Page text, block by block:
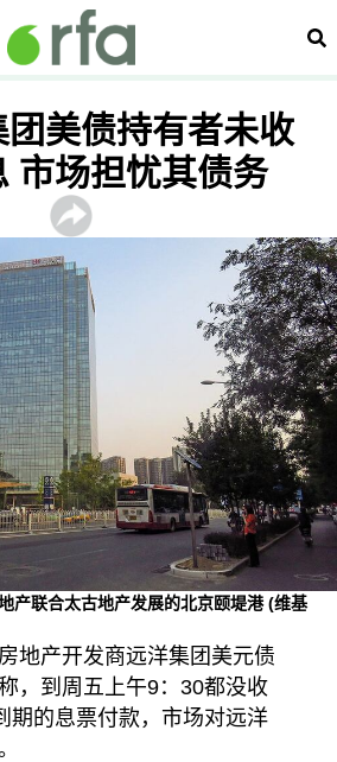
搜
美债持有者未收
市场担忧其债务
产联合太古地产发展的北京颐堤港(维基
地产开发商远洋集团美元债
，到周五上午9：30都没收
期的息票付款，市场对远洋